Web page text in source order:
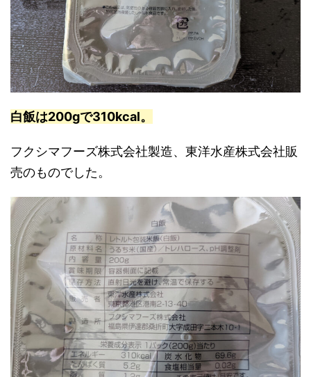
白飯は200gで310kcal。
フクシマフーズ株式会社製造、東洋水産株式会社販
売のものでした。